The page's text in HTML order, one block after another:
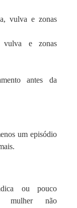
vulva e zonas
vulva e zonas
antes da
um episódio
ou pouco
mulher não